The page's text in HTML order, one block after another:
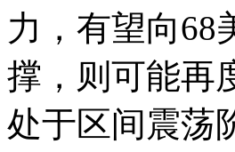
力，有望向
撑，则可能再
处于区间震荡